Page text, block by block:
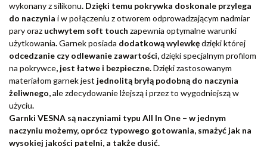
wykonany z silikonu. Dzięki temu pokrywka doskonale przylega
do naczynia i w połączeniu z otworem odprowadzającym nadmiar
pary oraz uchwytem soft touch zapewnia optymalne warunki
użytkowania.Garnek posiada dodatkową wylewkędzięki której
odcedzanie czy odlewanie zawartości,dzięki specjalnym profilom
na pokrywce, jest łatwe i bezpieczne.Dzięki zastosowanym
materiałom garnek jest jednolitą bryłą podobną do naczynia
żeliwnego,ale zdecydowanie lżejszą i przez to wygodniejszą w
użyciu.
Garnki VESNA są naczyniami typu All In One – w jednym
naczyniu możemy, oprócz typowego gotowania, smażyć jak na
wysokiej jakości patelni, a także dusić.